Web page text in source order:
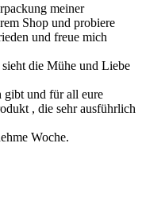
meiner
Shop und probiere
und freue mich
die Mühe und Liebe
gibt und für all eure
, die sehr ausführlich
Woche.